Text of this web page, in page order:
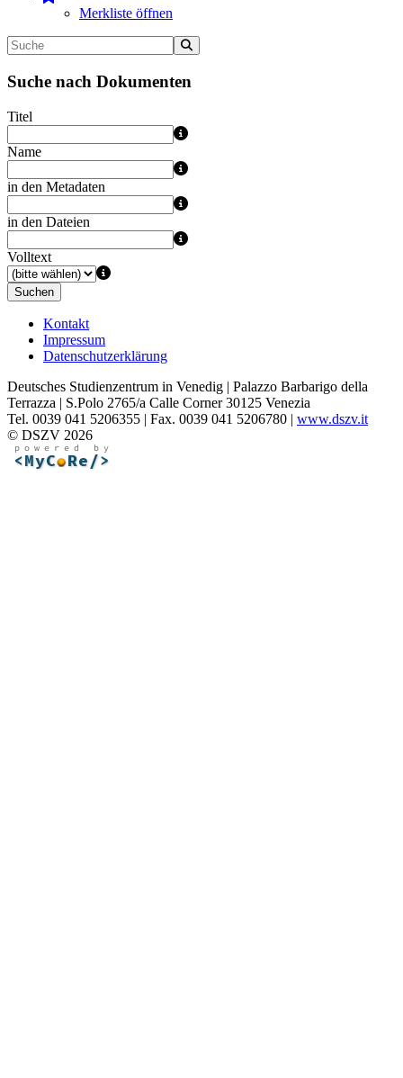
Merkliste öffnen
Suche nach Dokumenten
Titel
Name
in den Metadaten
in den Dateien
Volltext
Suchen
Kontakt
Impressum
Datenschutzerklärung
Deutsches Studienzentrum in Venedig | Palazzo Barbarigo della
Terrazza | S.Polo 2765/a Calle Corner 30125 Venezia
Tel. 0039 041 5206355 | Fax. 0039 041 5206780 | www.dszv.it
© DSZV 2026